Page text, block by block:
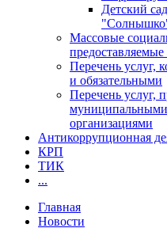
Детский
Массовые
предоставляемые
Перечень услуг,
и обязательными
Перечень услуг,
организациями
Антикоррупционная
КРП
ТИК
...
Главная
Новости